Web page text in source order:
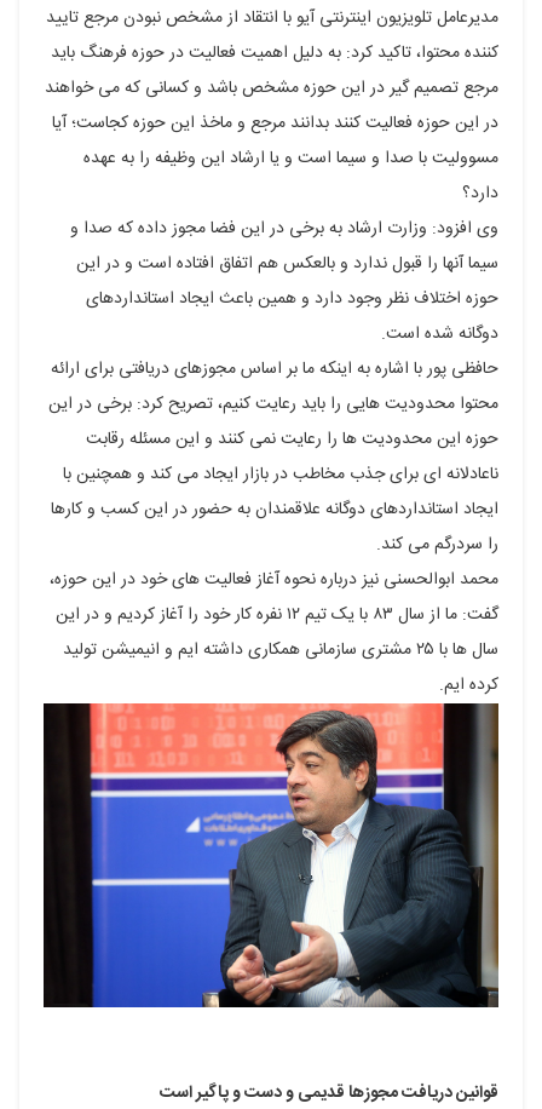
مدیرعامل تلویزیون اینترنتی آیو با انتقاد از مشخص نبودن مرجع تایید
کننده محتوا، تاکید کرد: به دلیل اهمیت فعالیت در حوزه فرهنگ باید
مرجع تصمیم گیر در این حوزه مشخص باشد و کسانی که می خواهند
در این حوزه فعالیت کنند بدانند مرجع و ماخذ این حوزه کجاست؛ آیا
مسوولیت با صدا و سیما است و یا ارشاد این وظیفه را به عهده
دارد؟
وی افزود: وزارت ارشاد به برخی در این فضا مجوز داده که صدا و
سیما آنها را قبول ندارد و بالعکس هم اتفاق افتاده است و در این
حوزه اختلاف نظر وجود دارد و همین باعث ایجاد استانداردهای
دوگانه شده است.
حافظی پور با اشاره به اینکه ما بر اساس مجوزهای دریافتی برای ارائه
محتوا محدودیت هایی را باید رعایت کنیم، تصریح کرد: برخی در این
حوزه این محدودیت ها را رعایت نمی کنند و این مسئله رقابت
ناعادلانه ای برای جذب مخاطب در بازار ایجاد می کند و همچنین با
ایجاد استانداردهای دوگانه علاقمندان به حضور در این کسب و کارها
را سردرگم می کند.
محمد ابوالحسنی نیز درباره نحوه آغاز فعالیت های خود در این حوزه،
گفت: ما از سال ۸۳ با یک تیم ۱۲ نفره کار خود را آغاز کردیم و در این
سال ها با ۲۵ مشتری سازمانی همکاری داشته ایم و انیمیشن تولید
کرده ایم.
قوانین دریافت مجوزها قدیمی و دست و پاگیر است